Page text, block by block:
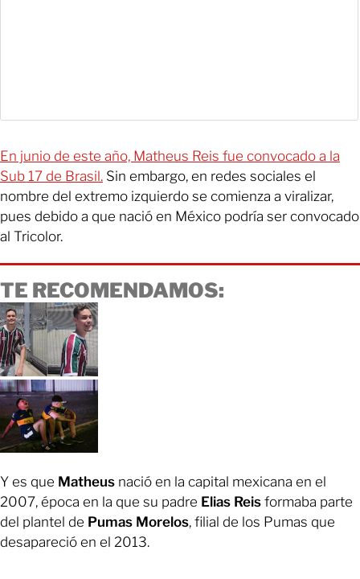
En junio de este año, Matheus Reis fue convocado a la
Sub 17 de Brasil. Sin embargo, en redes sociales el
nombre del extremo izquierdo se comienza a viralizar,
pues debido a que nació en México podría ser convocado
al Tricolor.
TE RECOMENDAMOS:
Y es que Matheus nació en la capital mexicana en el
2007, época en la que su padre Elias Reis formaba parte
del plantel de Pumas Morelos, filial de los Pumas que
desapareció en el 2013.